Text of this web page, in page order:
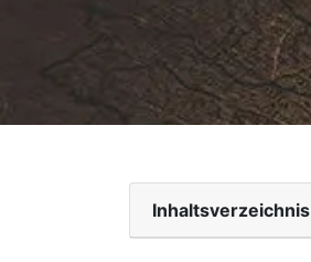
Inhaltsverzeichnis